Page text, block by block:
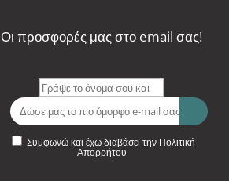
Οι προσφορές μας στο email σας!
Συμφωνώ και έχω διαβάσει την Πολιτική
Απορρήτου